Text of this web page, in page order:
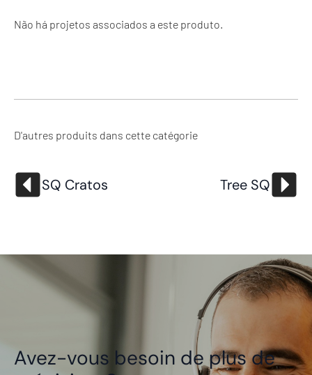
Não há projetos associados a este produto.
D'autres produits dans cette catégorie
SQ Cratos Tree SQ
Avez-vous besoin de plus de